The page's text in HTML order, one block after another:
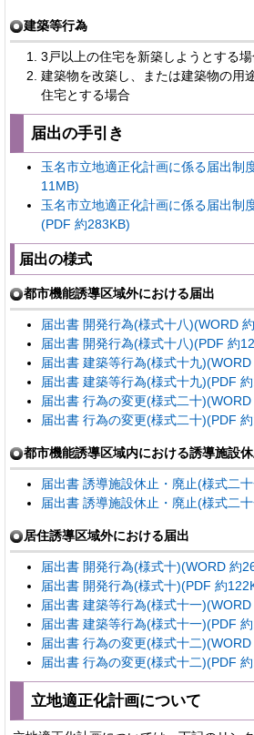
建築等行為
3戸以上の住宅を新築しようとする場
建築物を改築し、または建築物の用
住宅とする場合
届出の手引き
玉名市立地適正化計画に係る届出制
11MB)
玉名市立地適正化計画に係る届出制
(PDF 約283KB)
届出の様式
都市機能誘導区域外における届出
届出書 開発行為(様式十八)(WORD
届出書 開発行為(様式十八)(PDF 約
届出書 建築等行為(様式十九
届出書 建築等行為(様式十九)(PDF
届出書 行為の変更(様式二十
届出書 行為の変更(様式二十)(PDF
都市機能誘導区域内における誘導施設
届出書 誘導施設休止・廃止(様式二
届出書 誘導施設休止・廃止(様式二
居住誘導区域外における届出
届出書 開発行為(様式十)(WORD 約
届出書 開発行為(様式十)(PDF 約
届出書 建築等行為(様式十一
届出書 建築等行為(様式十一)(PDF
届出書 行為の変更(様式十二
届出書 行為の変更(様式十二)(PDF
立地適正化計画について